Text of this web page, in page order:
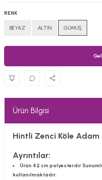
RENK
BEYAZ ALTIN GÜMÜŞ
Ürün Bilgisi
Hintli Zenci Köle Adam
Ayrıntılar:
Ürün 42 cm polyesterdir
kullanılmaktadır.